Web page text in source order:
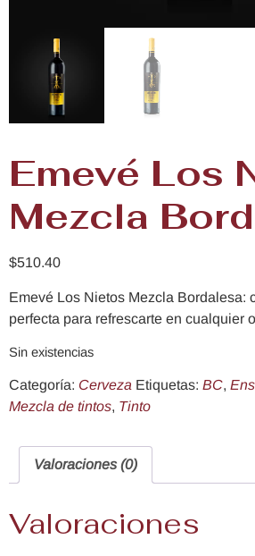
Emevé Los
Mezcla
$510.40
Emevé Los Nietos Mezcla Bordalesa:
perfecta para refrescarte en cualquier
Sin existencias
Categoría: Cerveza Etiquetas: BC,
Mezcla de tintos, Tinto
Valoraciones (0)
Valoraciones